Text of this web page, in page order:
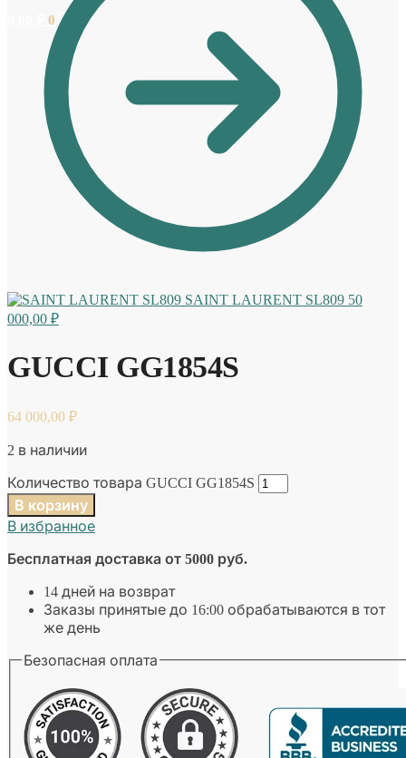
0
SAINT LAURENT SL809 50
000,00 ₽
GUCCI GG1854S
64 000,00 ₽
2 в наличии
Количество товара GUCCI GG1854S
В корзину
В избранное
Бесплатная доставка от 5000 руб.
14 дней на возврат
Заказы принятые до 16:00 обрабатываются в тот
же день
Безопасная оплата